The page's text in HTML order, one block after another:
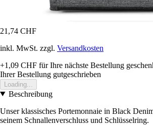
21,74 CHF
inkl. MwSt. zzgl. Versandkosten
+1,09 CHF für Ihre nächste Bestellung
Ihrer Bestellung gutgeschrieben
Loading...
Beschreibung
Unser klassisches Portemonnaie in Black
seinem Schnallenverschluss und Schlüsselring.